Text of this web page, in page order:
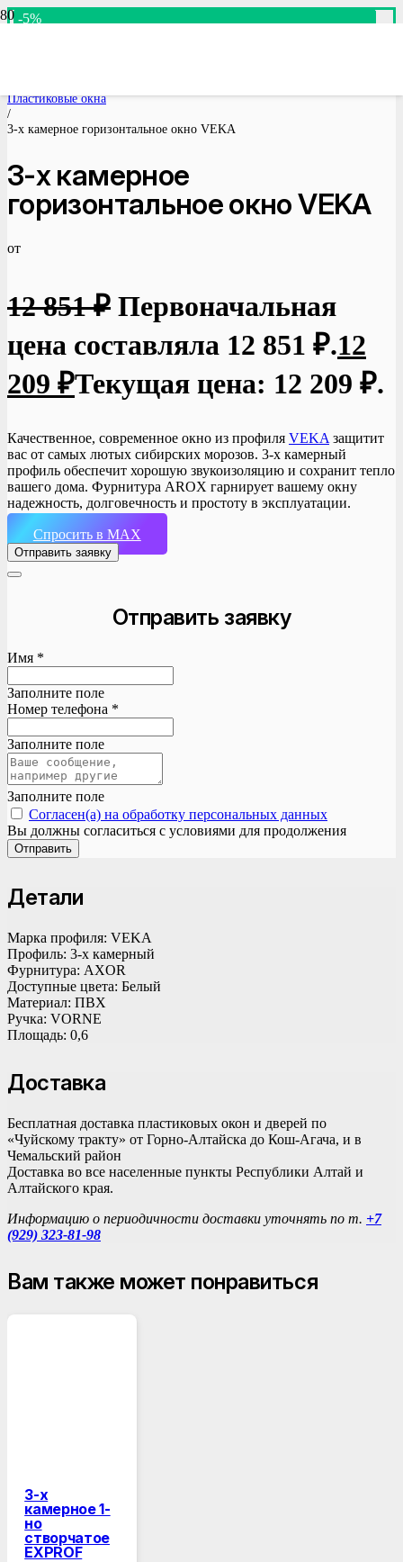
Пластиковые окна
/
3-х камерное горизонтальное окно VEKA
3-х камерное
горизонтальное окно VEKA
от
12 851₽ Первоначальная
цена составляла 12 851 ₽.12
209 ₽Текущая цена: 12 209 ₽.
Качественное, современное окно из профиля VEKA защитит
вас от самых лютых сибирских морозов. 3-х камерный
профиль обеспечит хорошую звукоизоляцию и сохранит тепло
вашего дома. Фурнитура AROX гарнирует вашему окну
надежность, долговечность и простоту в эксплуатации.
Спросить в MAX
Отправить заявку
Отправить заявку
Имя *
Заполните поле
Номер телефона *
Заполните поле
Заполните поле
Согласен(а) на обработку персональных данных
Вы должны согласиться с условиями для продолжения
Отправить
Детали
Марка профиля: VEKA
Профиль: 3-х камерный
Фурнитура: AXOR
Доступные цвета: Белый
Материал: ПВХ
Ручка: VORNE
Площадь: 0,6
Доставка
Бесплатная доставка пластиковых окон и дверей по
«Чуйскому тракту» от Горно-Алтайска до Кош-Агача, и в
Чемальский район
Доставка во все населенные пункты Республики Алтай и
Алтайского края.
Информацию о периодичности доставки уточнять по т. +7
(929) 323-81-98
Вам также может понравиться
-5%
3-х
камерное 1-
но
створчатое
EXPROF
-5%
-5%
-5%
-5%
-5%
-5%
-5%
-5%
-5%